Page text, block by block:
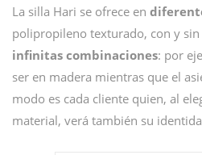
La silla Hari se ofrece en
polipropileno texturado, con y
infinitas combinaciones: por
ser en madera mientras que el
modo es cada cliente quien, al
material, verá también su